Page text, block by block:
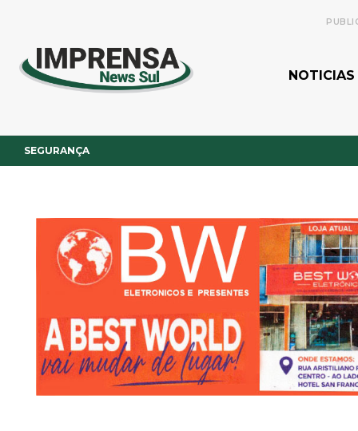
NOTICIAS
SEGURANÇA